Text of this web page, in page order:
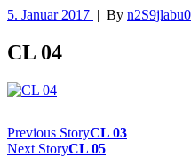
5. Januar 2017 | By
CL 04
Previous StoryCL 03
Next StoryCL 05